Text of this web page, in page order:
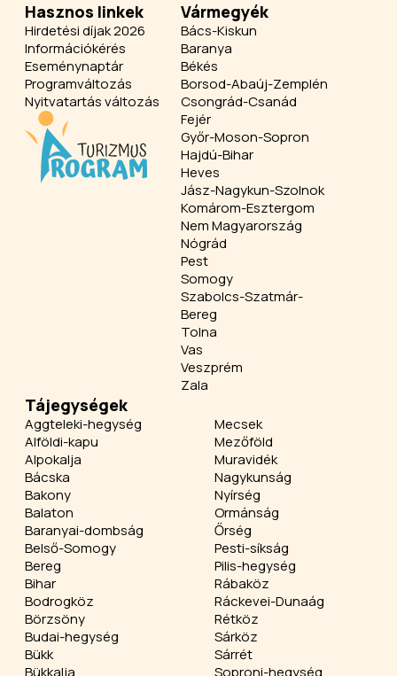
Hasznos linkek
Hirdetési díjak 2026
Információkérés
Eseménynaptár
Programváltozás
Nyitvatartás változás
Vármegyék
Bács-Kiskun
Baranya
Békés
Borsod-Abaúj-Zemplén
Csongrád-Csanád
Fejér
Győr-Moson-Sopron
Hajdú-Bihar
Heves
Jász-Nagykun-Szolnok
Komárom-Esztergom
Nem Magyarország
Nógrád
Pest
Somogy
Szabolcs-Szatmár-
Bereg
Tolna
Vas
Veszprém
Zala
Tájegységek
Aggteleki-hegység
Alföldi-kapu
Alpokalja
Bácska
Bakony
Balaton
Baranyai-dombság
Belső-Somogy
Bereg
Bihar
Bodrogköz
Börzsöny
Budai-hegység
Bükk
Bükkalja
Mecsek
Mezőföld
Muravidék
Nagykunság
Nyírség
Ormánság
Őrség
Pesti-síkság
Pilis-hegység
Rábaköz
Ráckevei-Dunaág
Rétköz
Sárköz
Sárrét
Soproni-hegység